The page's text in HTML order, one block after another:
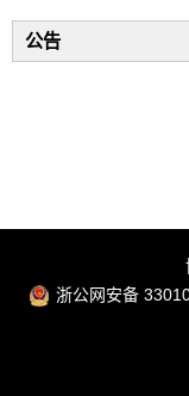
公告
浙公网安备